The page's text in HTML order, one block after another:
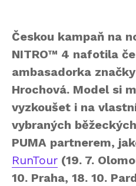
Českou kampaň na
NITRO™ 4 nafotila
ambasadorka
Hrochová. Model si
vyzkoušet i na
vybraných
PUMA partnerem,
RunTour (19. 7.
10. Praha, 18. 10.